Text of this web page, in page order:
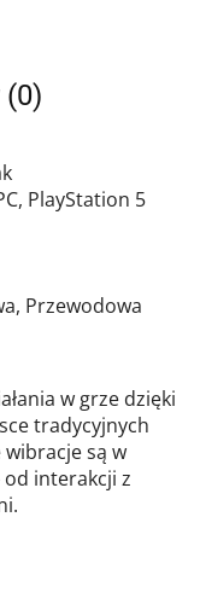
(0)
PlayStation 5
Przewodowa
w grze dzięki
tradycyjnych
są w
od interakcji z